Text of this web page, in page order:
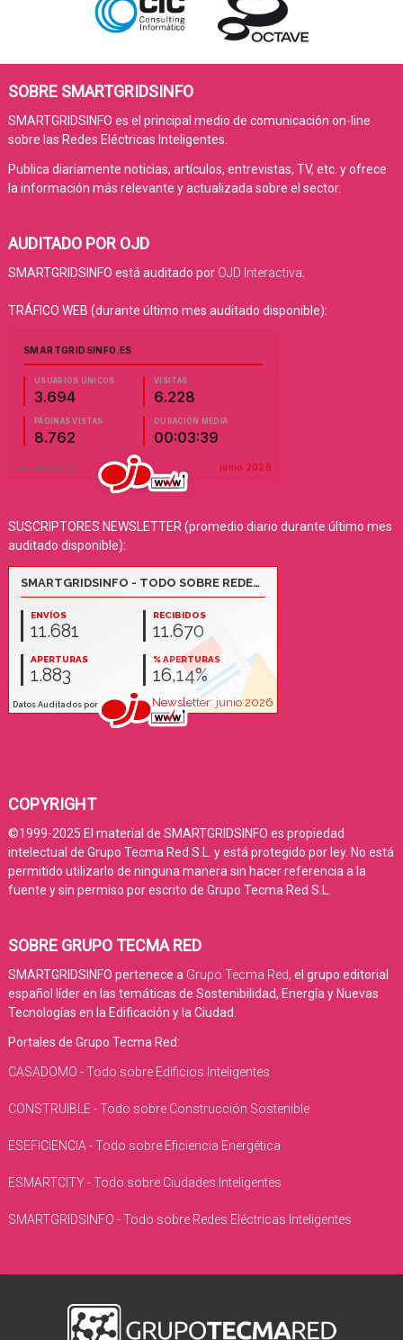
SOBRE SMARTGRIDSINFO
SMARTGRIDSINFO es el principal medio de comunicación on-line
sobre las Redes Eléctricas Inteligentes.
Publica diariamente noticias, artículos, entrevistas, TV, etc. y ofrece
la información más relevante y actualizada sobre el sector.
AUDITADO POR OJD
SMARTGRIDSINFO está auditado por OJD Interactiva
TRÁFICO WEB (durante último mes auditado disponible):
SUSCRIPTORES NEWSLETTER (promedio diario durante último mes
auditado disponible):
COPYRIGHT
©1999-2025 El material de SMARTGRIDSINFO es propiedad
intelectual de Grupo Tecma Red S.L. y está protegido por ley. No está
permitido utilizarlo de ninguna manera sin hacer referencia a la
fuente y sin permiso por escrito de Grupo Tecma Red S.L.
SOBRE GRUPO TECMA RED
SMARTGRIDSINFO pertenece a Grupo Tecma Red, el grupo editorial
español líder en las temáticas de Sostenibilidad, Energía y Nuevas
Tecnologías en la Edificación y la Ciudad.
Portales de Grupo Tecma Red:
CASADOMO - Todo sobre Edificios Inteligentes
CONSTRUIBLE - Todo sobre Construcción Sostenible
ESEFICIENCIA - Todo sobre Eficiencia Energética
ESMARTCITY - Todo sobre Ciudades Inteligentes
SMARTGRIDSINFO - Todo sobre Redes Eléctricas Inteligentes